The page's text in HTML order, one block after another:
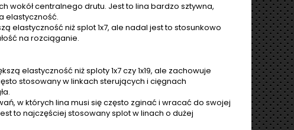
wokół centralnego drutu. Jest to lina bardzo sztywna,
elastyczność.
elastyczność niż splot 1x7, ale nadal jest to stosunkowo
na rozciąganie.
elastyczność niż sploty 1x7 czy 1x19, ale zachowuje
stosowany w linkach sterujących i cięgnach
w których lina musi się często zginać i wracać do swojej
to najczęściej stosowany splot w linach o dużej